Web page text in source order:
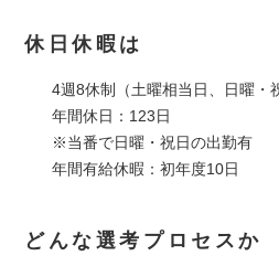
休日休暇は
4週8休制（土曜相当日、日曜・
年間休日：123日
※当番で日曜・祝日の出勤有
年間有給休暇：初年度10日
どんな選考プロセスか